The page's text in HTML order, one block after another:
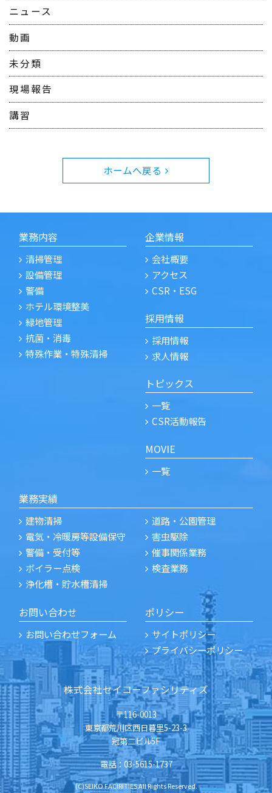
ニュース
動画
未分類
現場報告
講習
ホームへ戻る
業務内容
清掃管理
設備管理
警備
ホテル環境整美
緑地管理
抗菌・消毒
特殊作業・特殊清掃
企業情報
会社概要
アクセス
CSR・ESG
採用情報
採用情報
求人情報
トピックス
一覧
CSR活動報告
MOVIE
一覧
業務実績
建物清掃
電気・冷暖房等設備保守
警備・受付等
ボイラー点検
浄化槽・貯水槽清掃
道路・公園管理
害虫駆除
催事関係業務
検査業務
お問い合わせ
お問い合わせフォーム
ポリシー
サイトポリシー
プライバシーポリシー
株式会社セイコーファシリティズ
〒116-0013
東京都荒川区西日暮里5-23-3
冠第二ビル5F
電話： 03-5615-1737
(C)SEIKO FACIRITIES All Rights Reserved.